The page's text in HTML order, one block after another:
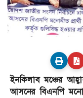
ইনকিলাব মঞ্চের
আসনের বিএনপি